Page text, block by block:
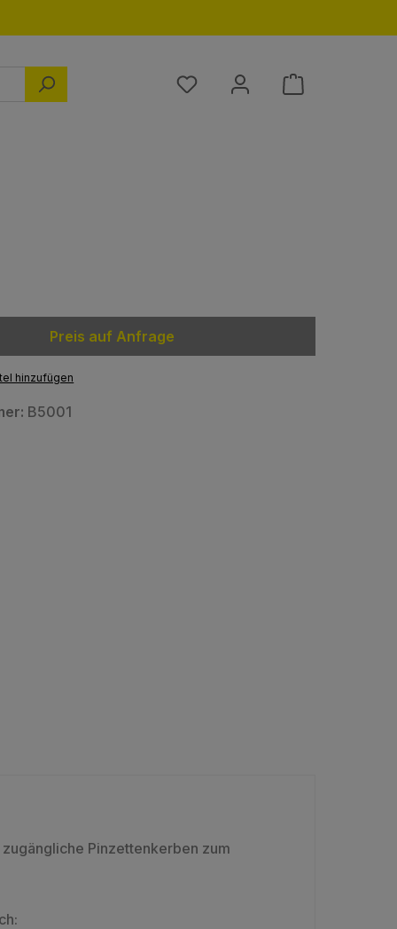
Du hast 0 Produkte auf dem
Preis auf Anfrage
hinzufügen
B5001
Pinzettenkerben zum